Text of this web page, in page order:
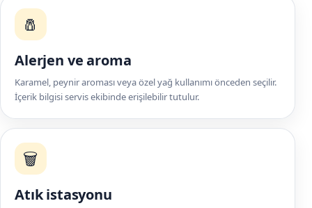
🧂
Alerjen ve aroma
Karamel, peynir aroması veya özel yağ kullanımı önceden seçilir.
İçerik bilgisi servis ekibinde erişilebilir tutulur.
🗑️
Atık istasyonu